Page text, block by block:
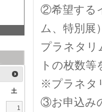
②希望する
ム、特別展
プラネタリ
トの枚数
※プラネタ
③お申込み
土
1